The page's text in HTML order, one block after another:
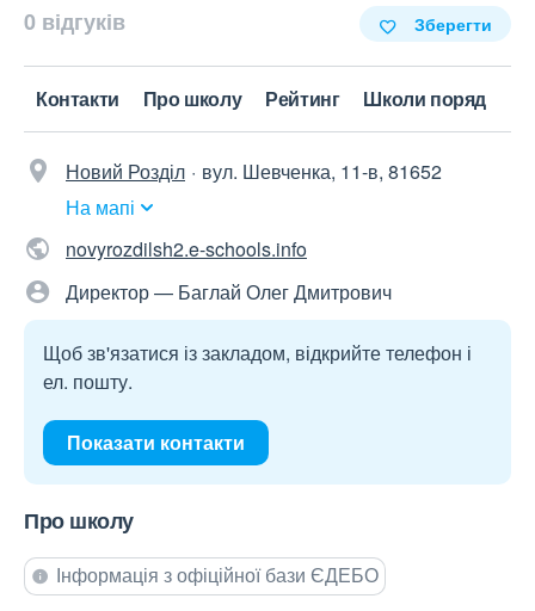
0 відгуків Зберегти
Контакти Про школу Рейтинг Школи поряд
Новий Розділ
вул. Шевченка, 11-в, 81652
На мапі
novyrozdilsh2.e-schools.info
Директор — Баглай Олег Дмитрович
Щоб зв'язатися із закладом, відкрийте телефон і
ел. пошту.
Показати контакти
Про школу
Інформація з офіційної бази ЄДЕБО